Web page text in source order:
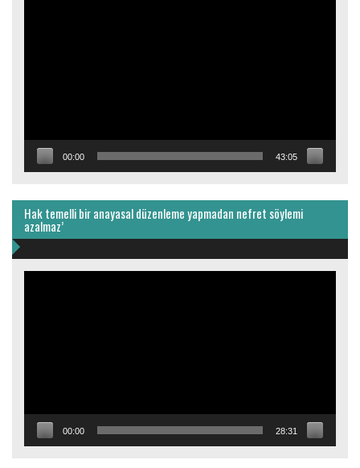
00:00 43:05
Hak temelli bir anayasal düzenleme yapmadan nefret söylemi
azalmaz’
00:00 28:31